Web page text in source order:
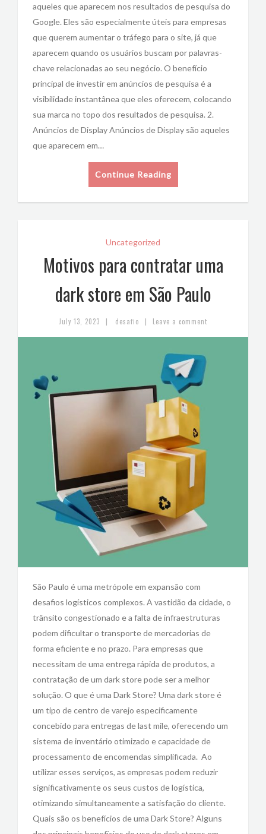
aqueles que aparecem nos resultados de pesquisa do
Google. Eles são especialmente úteis para empresas
que querem aumentar o tráfego para o site, já que
aparecem quando os usuários buscam por palavras-
chave relacionadas ao seu negócio. O benefício
principal de investir em anúncios de pesquisa é a
visibilidade instantânea que eles oferecem, colocando
sua marca no topo dos resultados de pesquisa. 2.
Anúncios de Display Anúncios de Display são aqueles
que aparecem em…
Continue Reading
Uncategorized
Motivos para contratar uma
dark store em São Paulo
July 13, 2023 | desafio | Leave a comment
São Paulo é uma metrópole em expansão com
desafios logísticos complexos. A vastidão da cidade, o
trânsito congestionado e a falta de infraestruturas
podem dificultar o transporte de mercadorias de
forma eficiente e no prazo. Para empresas que
necessitam de uma entrega rápida de produtos, a
contratação de um dark store pode ser a melhor
solução. O que é uma Dark Store? Uma dark store é
um tipo de centro de varejo especificamente
concebido para entregas de last mile, oferecendo um
sistema de inventário otimizado e capacidade de
processamento de encomendas simplificada. Ao
utilizar esses serviços, as empresas podem reduzir
significativamente os seus custos de logística,
otimizando simultaneamente a satisfação do cliente.
Quais são os benefícios de uma Dark Store? Alguns